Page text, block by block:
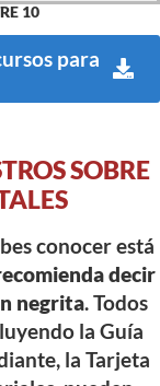
10
para
SOBRE
conocer está
decir
negrita. Todos
la Guía
la Tarjeta